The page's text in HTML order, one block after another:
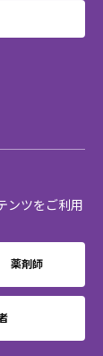
ンツをご利用
薬剤師